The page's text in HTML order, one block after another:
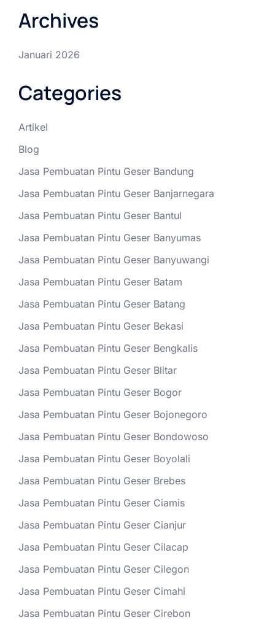
Archives
Januari 2026
Categories
Artikel
Blog
Jasa Pembuatan Pintu Geser Bandung
Jasa Pembuatan Pintu Geser Banjarnegara
Jasa Pembuatan Pintu Geser Bantul
Jasa Pembuatan Pintu Geser Banyumas
Jasa Pembuatan Pintu Geser Banyuwangi
Jasa Pembuatan Pintu Geser Batam
Jasa Pembuatan Pintu Geser Batang
Jasa Pembuatan Pintu Geser Bekasi
Jasa Pembuatan Pintu Geser Bengkalis
Jasa Pembuatan Pintu Geser Blitar
Jasa Pembuatan Pintu Geser Bogor
Jasa Pembuatan Pintu Geser Bojonegoro
Jasa Pembuatan Pintu Geser Bondowoso
Jasa Pembuatan Pintu Geser Boyolali
Jasa Pembuatan Pintu Geser Brebes
Jasa Pembuatan Pintu Geser Ciamis
Jasa Pembuatan Pintu Geser Cianjur
Jasa Pembuatan Pintu Geser Cilacap
Jasa Pembuatan Pintu Geser Cilegon
Jasa Pembuatan Pintu Geser Cimahi
Jasa Pembuatan Pintu Geser Cirebon